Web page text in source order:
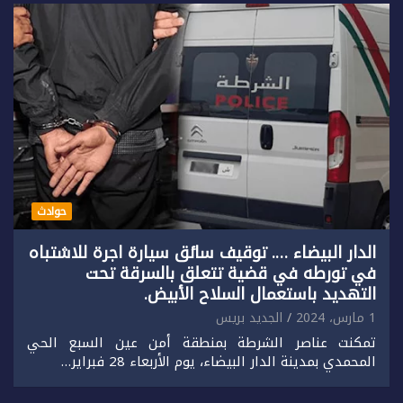
حوادث
الدار البيضاء …. توقيف سائق سيارة اجرة للاشتباه
في تورطه في قضية تتعلق بالسرقة تحت
التهديد باستعمال السلاح الأبيض.
1 مارس، 2024 الجديد بريس
تمكنت عناصر الشرطة بمنطقة أمن عين السبع الحي
المحمدي بمدينة الدار البيضاء، يوم الأربعاء 28 فبراير…